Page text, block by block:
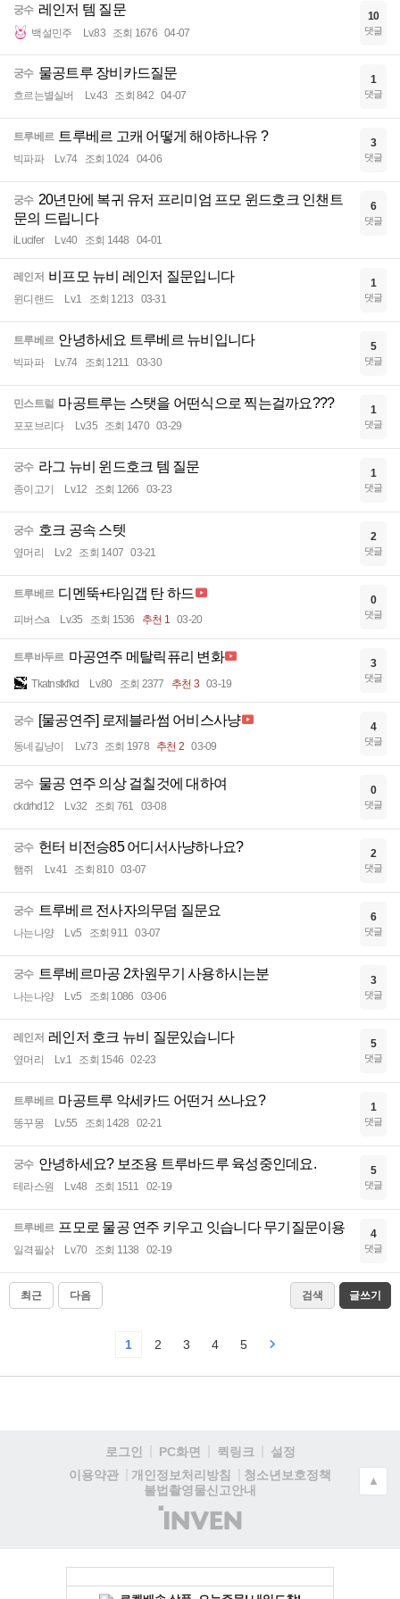
궁수 레인저 템 질문
백설민주 Lv.83 조회 1676 04-07
10
댓글
궁수 물공트루 장비카드질문
흐르는별실버 Lv.43 조회 842 04-07
1
댓글
트루베르 트루베르 고캐 어떻게 해야하나유 ?
빅파파 Lv.74 조회 1024 04-06
3
댓글
궁수 20년만에 복귀 유저 프리미엄 프모 윈드호크 인챈트
문의 드립니다
iLucifer Lv.40 조회 1448 04-01
6
댓글
레인저 비프모 뉴비 레인저 질문입니다
윈디랜드 Lv.1 조회 1213 03-31
1
댓글
트루베르 안녕하세요 트루베르 뉴비입니다
빅파파 Lv.74 조회 1211 03-30
5
댓글
민스트럴 마공트루는 스탯을 어떤식으로 찍는걸까요???
포포브리다 Lv.35 조회 1470 03-29
1
댓글
궁수 라그 뉴비 윈드호크 템 질문
종이고기 Lv.12 조회 1266 03-23
1
댓글
궁수 호크 공속 스텟
옆머리 Lv.2 조회 1407 03-21
2
댓글
트루베르 디멘뚝+타임갭 탄 하드
피버스a Lv.35 조회 1536 추천 1 03-20
0
댓글
트루바두르 마공연주 메탈릭퓨리 변화
Tkatnstkfkd Lv.80 조회 2377 추천 3 03-19
3
댓글
궁수 [물공연주] 로제블라썸 어비스사냥
동네길냥이 Lv.73 조회 1978 추천 2 03-09
4
댓글
궁수 물공 연주 의상 걸칠것에 대하여
ckdrhd12 Lv.32 조회 761 03-08
0
댓글
궁수 헌터 비전승85 어디서사냥하나요?
햄쥐 Lv.41 조회 810 03-07
2
댓글
궁수 트루베르 전사자의무덤 질문요
나는나양 Lv.5 조회 911 03-07
6
댓글
궁수 트루베르마공 2차원무기 사용하시는분
나는나양 Lv.5 조회 1086 03-06
3
댓글
레인저 레인저 호크 뉴비 질문있습니다
옆머리 Lv.1 조회 1546 02-23
5
댓글
트루베르 마공트루 악세카드 어떤거 쓰나요?
똥꾸몽 Lv.55 조회 1428 02-21
1
댓글
궁수 안녕하세요? 보조용 트루바드루 육성중인데요.
테라스원 Lv.48 조회 1511 02-19
5
댓글
트루베르 프모로 물공 연주 키우고 잇습니다 무기질문이용
일격필삵 Lv.70 조회 1138 02-19
4
댓글
최근 다음 검색 글쓰기
1 2 3 4 5
로그인 PC화면 퀵링크
설정
이용약관
개인정보처리방침
청소년보호정책
불법촬영물신고안내
(주)
인
▲